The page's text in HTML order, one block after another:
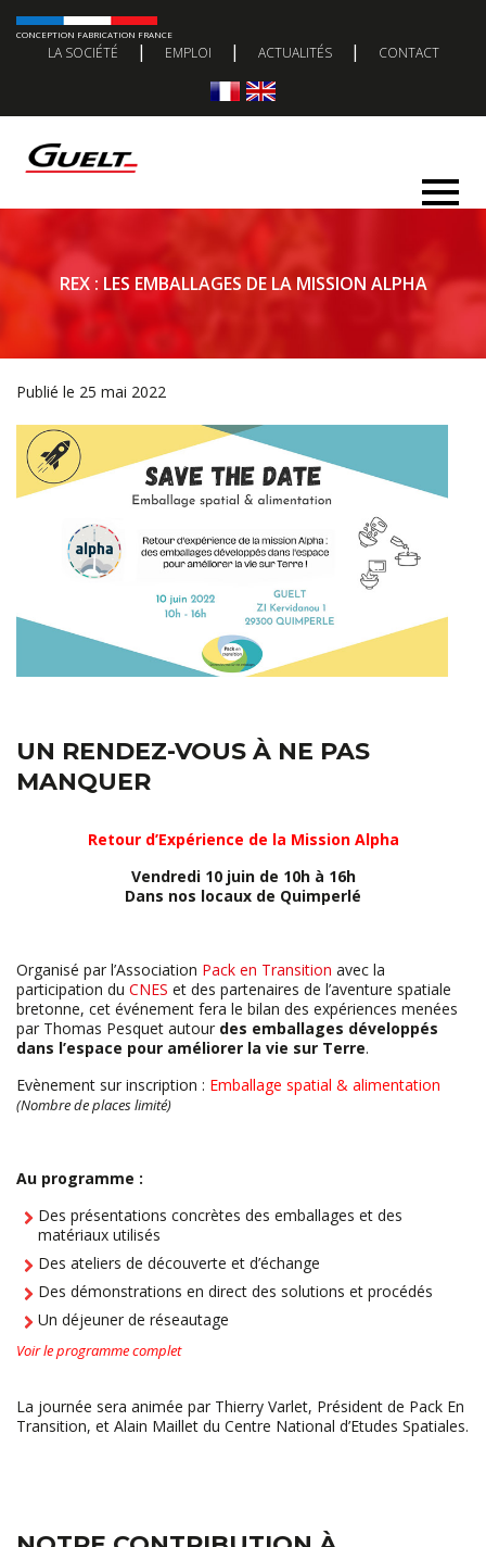
CONCEPTION FABRICATION FRANCE
LA SOCIÉTÉ | EMPLOI | ACTUALITÉS | CONTACT
REX : LES EMBALLAGES DE LA MISSION ALPHA
Publié le 25 mai 2022
UN RENDEZ-VOUS À NE PAS
MANQUER
Retour d’Expérience de la Mission Alpha
Vendredi 10 juin de 10h à 16h
Dans nos locaux de Quimperlé
Organisé par l’Association Pack en Transition avec la
participation du CNES et des partenaires de l’aventure spatiale
bretonne, cet événement fera le bilan des expériences menées
par Thomas Pesquet autour des emballages développés
dans l’espace pour améliorer la vie sur Terre.
Evènement sur inscription : Emballage spatial & alimentation
(Nombre de places limité)
Au programme :
Des présentations concrètes des emballages et des
matériaux utilisés
Des ateliers de découverte et d’échange
Des démonstrations en direct des solutions et procédés
Un déjeuner de réseautage
Voir le programme complet
La journée sera animée par Thierry Varlet, Président de Pack En
Transition, et Alain Maillet du Centre National d’Etudes Spatiales.